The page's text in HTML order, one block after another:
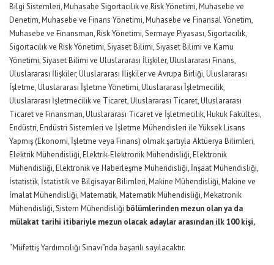
Bilgi Sistemleri, Muhasabe Sigortacılık ve Risk Yönetimi, Muhasebe ve
Denetim, Muhasebe ve Finans Yönetimi, Muhasebe ve Finansal Yönetim,
Muhasebe ve Finansman, Risk Yönetimi, Sermaye Piyasası, Sigortacılık,
Sigortacılık ve Risk Yönetimi, Siyaset Bilimi, Siyaset Bilimi ve Kamu
Yönetimi, Siyaset Bilimi ve Uluslararası İlişkiler, Uluslararası Finans,
Uluslararası İlişkiler, Uluslararası İlişkiler ve Avrupa Birliği, Uluslararası
İşletme, Uluslararası İşletme Yönetimi, Uluslararası İşletmecilik,
Uluslararası İşletmecilik ve Ticaret, Uluslararası Ticaret, Uluslararası
Ticaret ve Finansman, Uluslararası Ticaret ve İşletmecilik, Hukuk Fakültesi,
Endüstri, Endüstri Sistemleri ve İşletme Mühendisleri ile Yüksek Lisans
Yapmış (Ekonomi, İşletme veya Finans) olmak şartıyla Aktüerya Bilimleri,
Elektrik Mühendisliği, Elektrik-Elektronik Mühendisliği, Elektronik
Mühendisliği, Elektronik ve Haberleşme Mühendisliği, İnşaat Mühendisliği,
İstatistik, İstatistik ve Bilgisayar Bilimleri, Makine Mühendisliği, Makine ve
İmalat Mühendisliği, Matematik, Matematik Mühendisliği, Mekatronik
Mühendisliği, Sistem Mühendisliği bölümlerinden mezun olan ya da
mülakat tarihi itibariyle mezun olacak adaylar arasından ilk 100 kişi,
“Müfettiş Yardımcılığı Sınavı”nda başarılı sayılacaktır.